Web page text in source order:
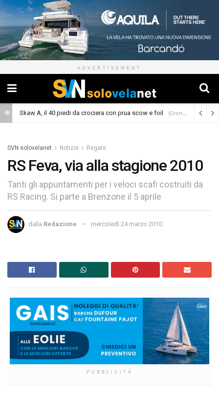
ADVERTISEMENT
Skaw A, il 40 piedi da crociera con prua scow e foil (Cronaca)
SVN solovelanet Notizie Regate
RS Feva, via alla stagione 2010
Tanti gli appuntamenti per i veloci scafi costruiti da
RS Racing. Si parte a Brenzone il 5 aprile
dalla Redazione mercoledì 24 marzo 2010
PUBBLICITÀ